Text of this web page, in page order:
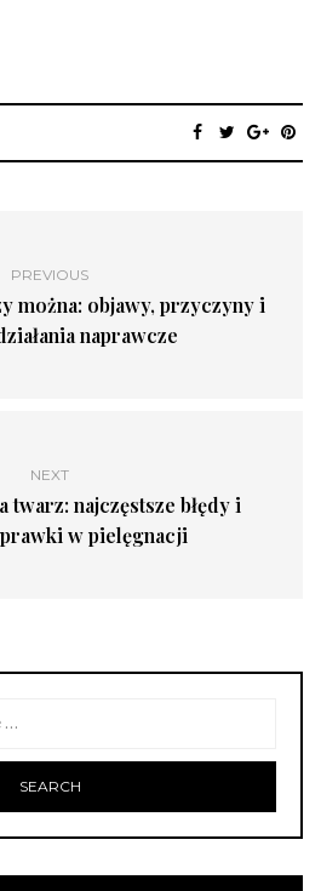
PREVIOUS
można: objawy, przyczyny i
naprawcze
NEXT
twarz: najczęstsze błędy i
w pielęgnacji